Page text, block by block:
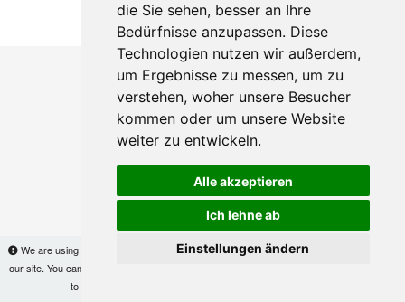
die Sie sehen, besser an Ihre
Bedürfnisse anzupassen. Diese
Technologien nutzen wir außerdem,
um Ergebnisse zu messen, um zu
verstehen, woher unsere Besucher
kommen oder um unsere Website
weiter zu entwickeln.
Alle akzeptieren
Ich lehne ab
Einstellungen ändern
We are using cookies to provide statistics that help us give you the best experience of
our site. You can find out more
to use the site without changes, you are agreeing to it.
Makis© Copyright 2026